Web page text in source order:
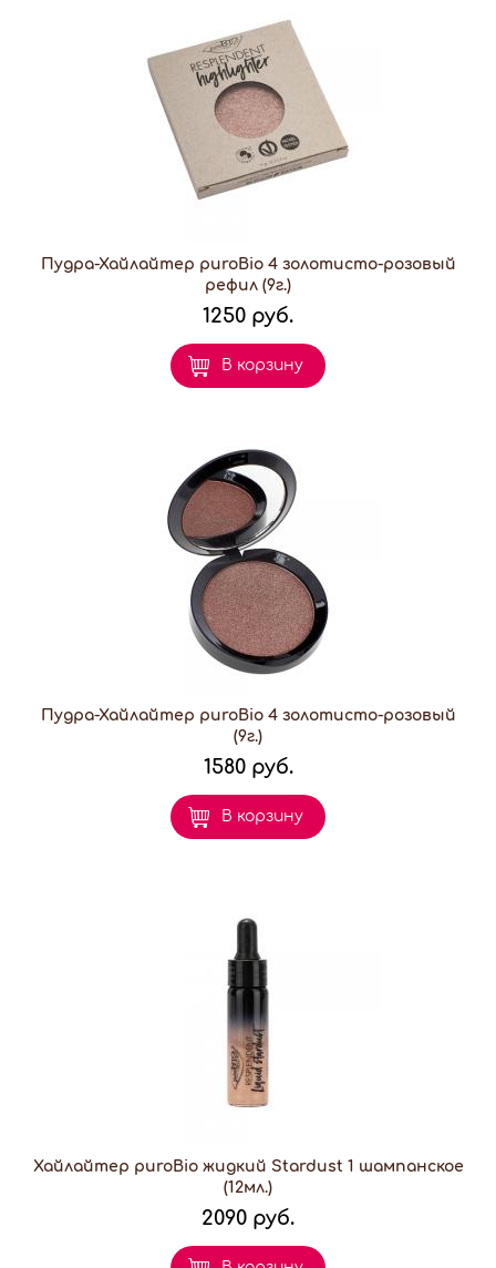
Пудра-Хайлайтер puroBio 4 золотисто-розовый
рефил (9г.)
1250 руб.
В корзину
Пудра-Хайлайтер puroBio 4 золотисто-розовый
(9г.)
1580 руб.
В корзину
Хайлайтер puroBio жидкий Stardust 1 шампанское
(12мл.)
2090 руб.